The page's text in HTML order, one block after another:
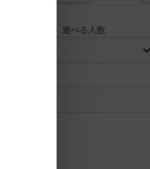
ード検索ができます。プレイ対象人数に含ま
遊べる人数
などモチーフ・ストーリーを指定